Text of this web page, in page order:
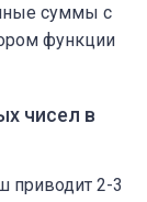
суммы с
функции
чисел в
приводит 2-3